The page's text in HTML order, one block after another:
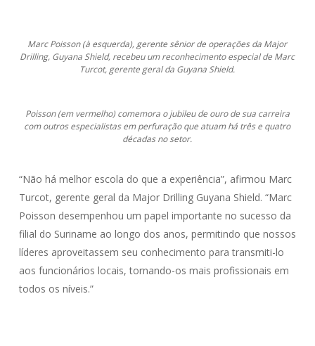
Marc Poisson (à esquerda), gerente sênior de operações da Major
Drilling, Guyana Shield, recebeu um reconhecimento especial de Marc
Turcot, gerente geral da Guyana Shield.
Poisson (em vermelho) comemora o jubileu de ouro de sua carreira
com outros especialistas em perfuração que atuam há três e quatro
décadas no setor.
“Não há melhor escola do que a experiência”, afirmou Marc
Turcot, gerente geral da Major Drilling Guyana Shield. “Marc
Poisson desempenhou um papel importante no sucesso da
filial do Suriname ao longo dos anos, permitindo que nossos
líderes aproveitassem seu conhecimento para transmiti-lo
aos funcionários locais, tornando-os mais profissionais em
todos os níveis.”